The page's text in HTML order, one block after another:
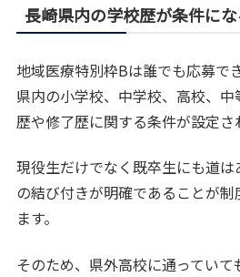
長崎県内の学校歴が条件にな
地域医療特別枠Bは誰でも応募で
県内の小学校、中学校、高校、
歴や修了歴に関する条件が設定さ
現役生だけでなく既卒生にも道
の結び付きが明確であることが
ます。
そのため、県外高校に通ってい